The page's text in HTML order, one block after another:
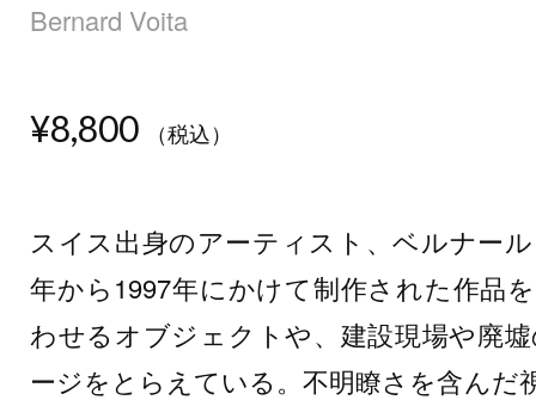
Bernard Voita
¥8,800 （税込）
スイス出身のアーティスト、ベルナー
年から1997年にかけて制作された作品
わせるオブジェクトや、建設現場や廃
ージをとらえている。不明瞭さを含んだ